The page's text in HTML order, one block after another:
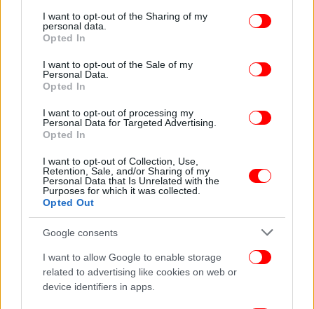
not limited to your visit or usage behaviour. You may click to
grant or deny consent to Google and its third-party tags to
use your data for below specified purposes in below Google
consent section.
I want to opt-out of the Sharing of my
personal data.
Opted In
I want to opt-out of the Sale of my
Personal Data.
Opted In
I want to opt-out of processing my
Personal Data for Targeted Advertising.
Opted In
I want to opt-out of Collection, Use,
Retention, Sale, and/or Sharing of my
Personal Data that Is Unrelated with the
Purposes for which it was collected.
Opted Out
Google consents
I want to allow Google to enable storage
related to advertising like cookies on web or
device identifiers in apps.
περπάτησαν περισσότερο από μια ώρα και πήραν
τηλέφωνο τον γιο, ο οποίος πήγε και τους πήρε.
Οι τρεις συλληφθέντες είχαν στήσει ενέδρα στην
άτυχη συμβολαιογράφο καθώς επέστρεφε από το
Η ΕΛ.ΑΣ. εξιχνίασε το άγριο έγκλημα που είχε
κάμερες ασφαλείας στην περιοχή.
Τις επόμενες ώρες αναμένεται να εκδοθούν και τα
εντάλματα σύλληψης από την εισαγγελέα
Ζακύνθου, ώστε οι συλληφθέντες να οδηγηθούν στη
Δικαιοσύνη.